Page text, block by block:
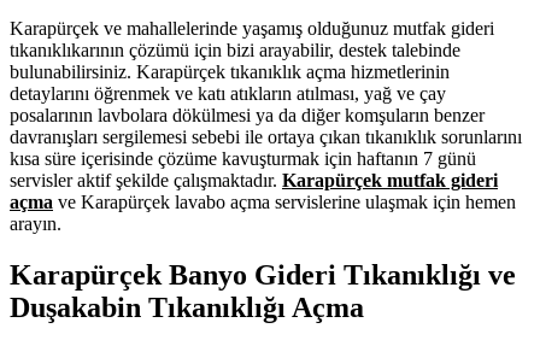
Karapürçek ve mahallelerinde yaşamış olduğunuz mutfak gideri
tıkanıklıkarının çözümü için bizi arayabilir, destek talebinde
bulunabilirsiniz. Karapürçek tıkanıklık açma hizmetlerinin
detaylarını öğrenmek ve katı atıkların atılması, yağ ve çay
posalarının lavbolara dökülmesi ya da diğer komşuların benzer
davranışları sergilemesi sebebi ile ortaya çıkan tıkanıklık sorunlarını
kısa süre içerisinde çözüme kavuşturmak için haftanın 7 günü
servisler aktif şekilde çalışmaktadır. Karapürçek mutfak gideri
açma ve Karapürçek lavabo açma servislerine ulaşmak için hemen
arayın.
Karapürçek Banyo Gideri Tıkanıklığı ve
Duşakabin Tıkanıklığı Açma